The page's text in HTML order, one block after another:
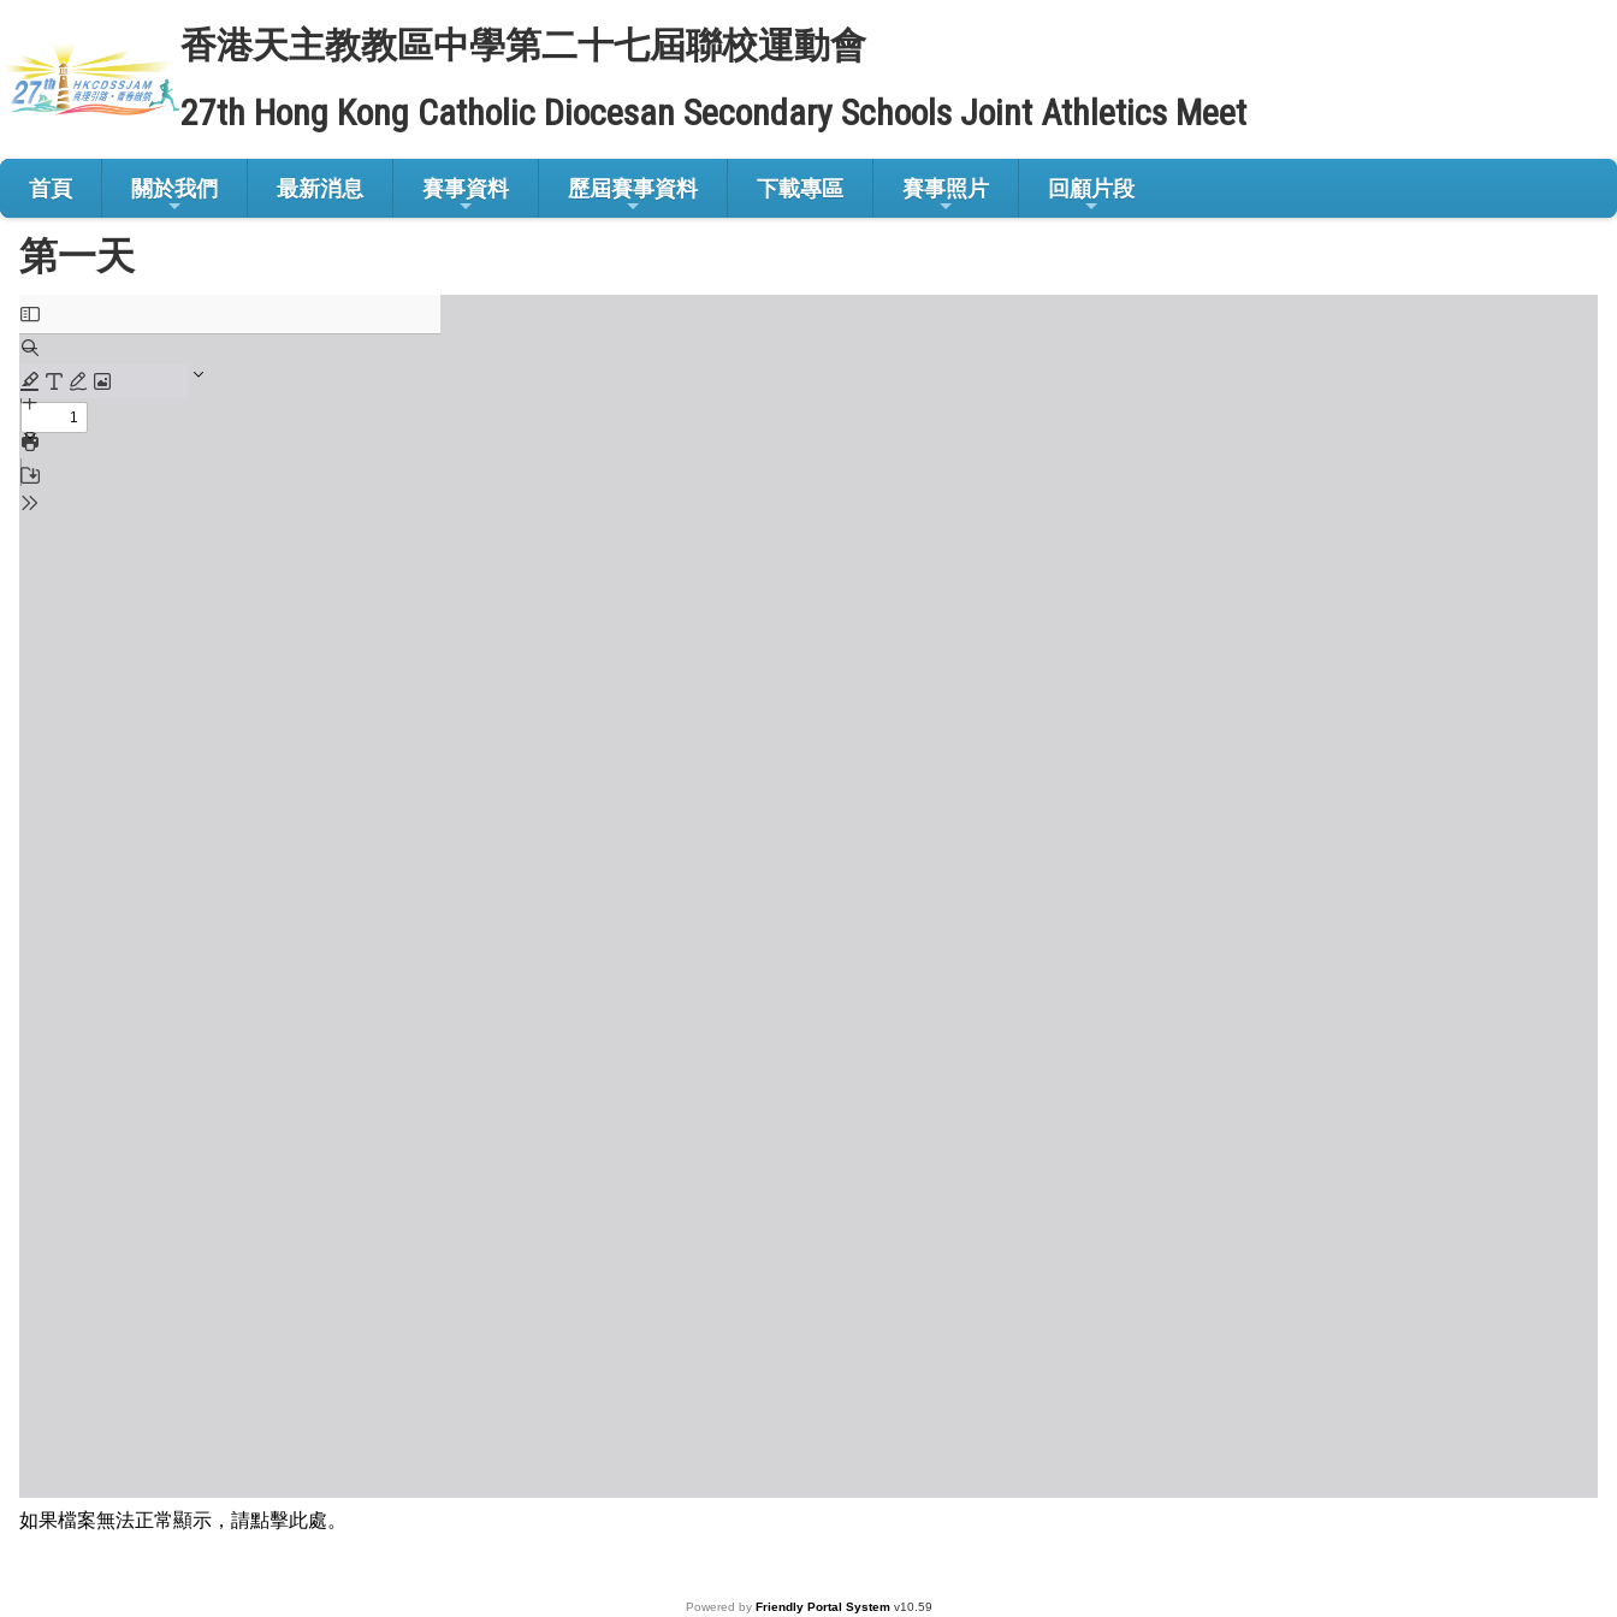
香港天主教教區中學第二十七屆聯校運動會
27th Hong Kong Catholic Diocesan Secondary Schools Joint Athletics Meet
首頁 關於我們 最新消息 賽事資料 歷屆賽事資料 下載專區 賽事照片 回顧片段
第一天
如果檔案無法正常顯示，請點擊此處。
Powered by Friendly Portal System v10.59